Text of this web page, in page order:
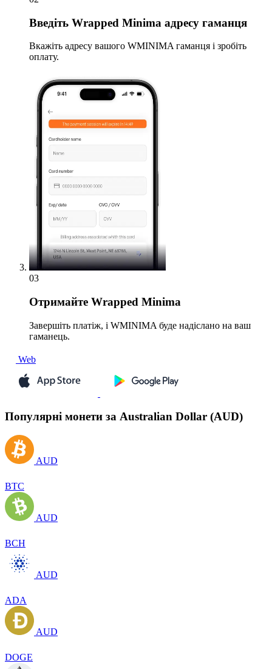
Введіть Wrapped Minima адресу гаманця
Вкажіть адресу вашого WMINIMA гаманця і зробіть
оплату.
03
Отримайте Wrapped Minima
Завершіть платіж, і WMINIMA буде надіслано на ваш
гаманець.
Web
Популярні монети за Australian Dollar (AUD)
AUD
BTC
AUD
BCH
AUD
ADA
AUD
DOGE